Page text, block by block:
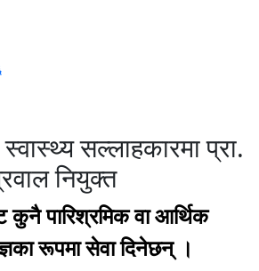
सल्लाहकारमा प्रा.
नियुक्त
कुनै पारिश्रमिक वा आर्थिक
रूपमा सेवा दिनेछन् ।